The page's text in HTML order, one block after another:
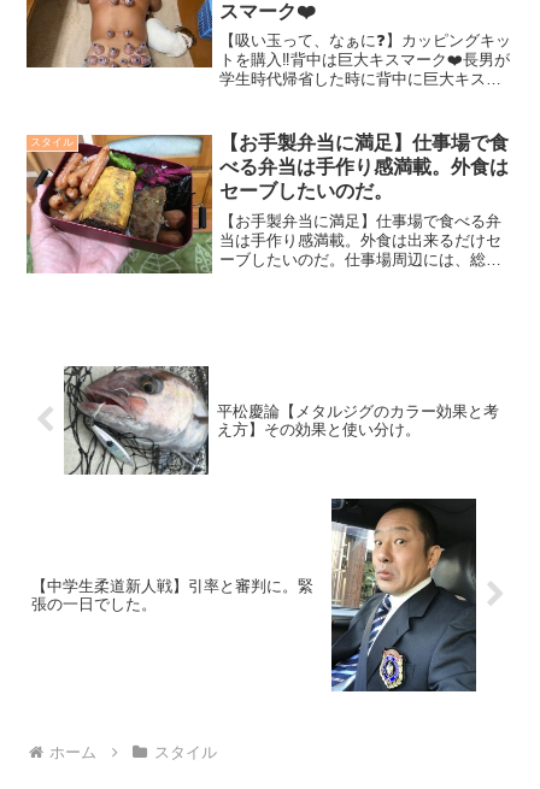
スマーク❤️
【吸い玉って、なぁに❓】カッピングキッ
トを購入‼️背中は巨大キスマーク❤️長男が
学生時代帰省した時に背中に巨大キスマ
よっ」試合前後に接骨院へ同期と通い吸
い玉治療を受けてい...
スタイル
【お手製弁当に満足】仕事場で食
べる弁当は手作り感満載。外食は
セーブしたいのだ。
【お手製弁当に満足】仕事場で食べる弁
当は手作り感満載。外食は出来るだけセ
ーブしたいのだ。仕事場周辺には、総合
平松慶論【メタルジグのカラー効果と考
え方】その効果と使い分け。
【中学生柔道新人戦】引率と審判に。緊
張の一日でした。
ホーム スタイル